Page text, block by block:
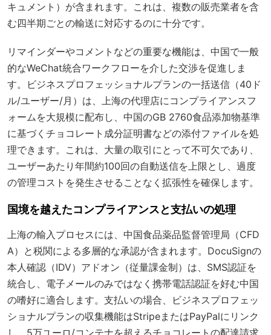
キュメント）が含まれます。これは、複数の販売業者を含
む四半期ごとの輸送に対応するのに十分です。
リマインダーやコメントなどの重要な機能は、中国で一般
的なWeChat統合ワークフローを介した交渉を促進しま
す。
ビジネスプロフェッショナルプランの一括送信（40ド
ル/ユーザー/月）は、上海の代理店にコンプライアンスフ
ォームを大規模に配布し、中国のGB 2760食品添加物基準
に基づくチョコレート成分証明書などの添付ファイルを処
理できます。これは、大量の取引にとって不可欠であり、
ユーザーあたり年間約100回の自動送信を上限とし、過度
の管理コストを発生させることなく拡張性を確保します。
国境を越えたコンプライアンスと支払いの処理
上海の輸入プロセスには、中国食品薬品監督管理局（CFD
A）と税関による多層的な承認が含まれます。DocuSignの
本人確認（IDV）アドオン （従量課金制）は、SMS認証を
統合し、電子メールのみではなく携帯電話認証を好む中国
の嗜好に適合します。支払いの場合、ビジネスプロフェッ
ショナルプランの収集機能はStripeまたはPayPalにリンク
し、5万ユーロ/コンテナを超えるチョコレートの配達請求